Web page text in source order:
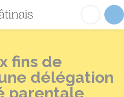
Fréville-du-
fins de
délégation
parentale